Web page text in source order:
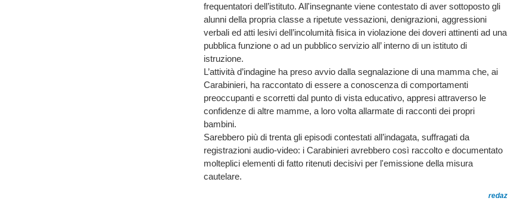
frequentatori dell’istituto. All'insegnante viene contestato di aver sottoposto gli
alunni della propria classe a ripetute vessazioni, denigrazioni, aggressioni
verbali ed atti lesivi dell’incolumità fisica in violazione dei doveri attinenti ad una
pubblica funzione o ad un pubblico servizio all’ interno di un istituto di
istruzione.
L’attività d’indagine ha preso avvio dalla segnalazione di una mamma che, ai
Carabinieri, ha raccontato di essere a conoscenza di comportamenti
preoccupanti e scorretti dal punto di vista educativo, appresi attraverso le
confidenze di altre mamme, a loro volta allarmate di racconti dei propri
bambini.
Sarebbero più di trenta gli episodi contestati all’indagata, suffragati da
registrazioni audio-video: i Carabinieri avrebbero così raccolto e documentato
molteplici elementi di fatto ritenuti decisivi per l'emissione della misura
cautelare.
redaz